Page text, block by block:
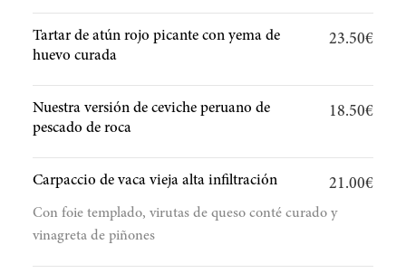
Tartar de atún rojo picante con yema de
huevo curada
23.50€
Nuestra versión de ceviche peruano de
pescado de roca
18.50€
Carpaccio de vaca vieja alta infiltración 21.00€
Con foie templado, virutas de queso conté curado y
vinagreta de piñones